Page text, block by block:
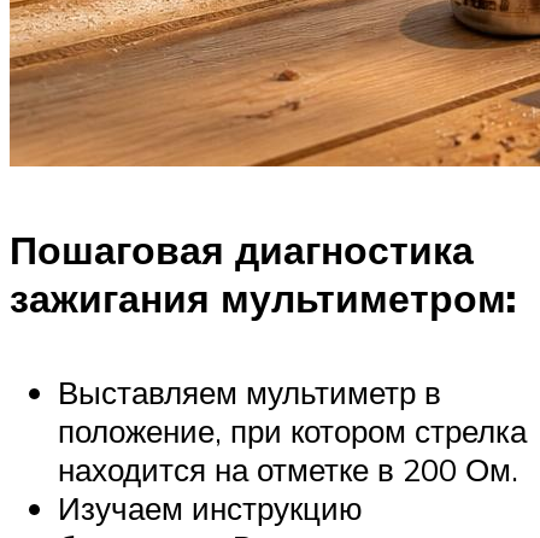
Пошаговая диагностика
зажигания мультиметром:
Выставляем мультиметр в
положение, при котором стрелка
находится на отметке в 200 Ом.
Изучаем инструкцию